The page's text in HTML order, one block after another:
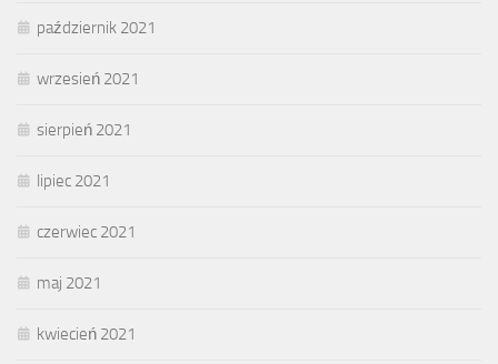
październik 2021
wrzesień 2021
sierpień 2021
lipiec 2021
czerwiec 2021
maj 2021
kwiecień 2021